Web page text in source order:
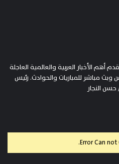
أهم الأخبار العربية والعالمية العاجلة
وبث مباشر للمباريات والحوادث. رئيس
حسن النجار
Error Can